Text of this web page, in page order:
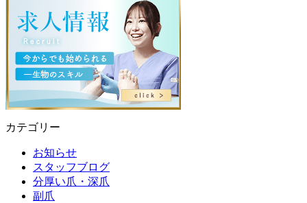
カテゴリー
お知らせ
スタッフブログ
分厚い爪・深爪
副爪